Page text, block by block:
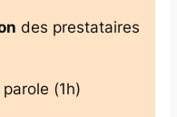
des prestataires
(1h)